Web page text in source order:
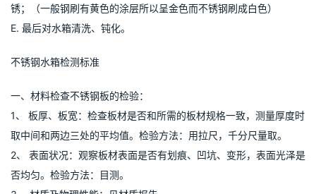
B. 按照焊接条件的基准基数（焊接气的流量、电压、电流合格的持
不锈钢焊位的焊工）
D. 特定的环境（如无水、无风、无尘等）
B. 使用金属刷清除或抛光至180目；